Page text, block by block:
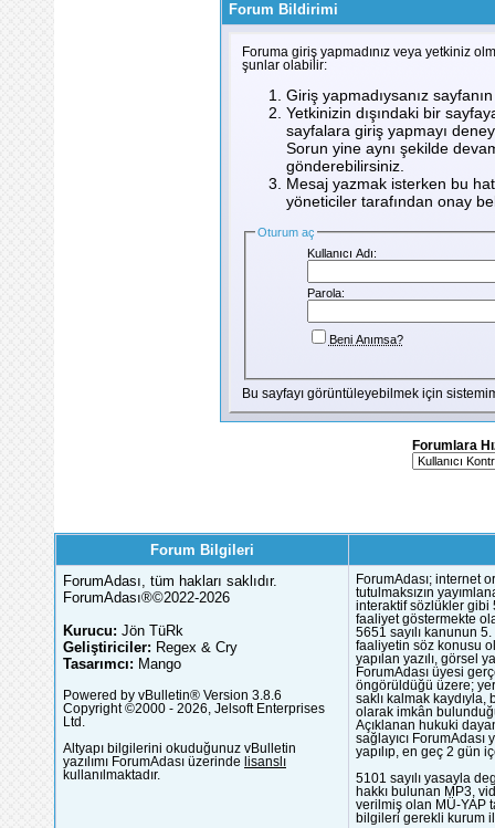
Forum Bildirimi
Foruma giriş yapmadınız veya yetkiniz
şunlar olabilir:
Giriş yapmadıysanız
Yetkinizin dışındaki bir
sayfalara giriş yapmayı
Sorun yine aynı şekilde
gönderebilirsiniz.
Mesaj yazmak isterken bu
yöneticiler tarafından onay
Oturum aç
Kullanıcı Adı:
Parola:
Beni Anımsa?
Bu sayfayı görüntüleyebilmek için
Forumlara
Forum Bilgileri
ForumAdası, tüm hakları saklıdır.
ForumAdası®©2022-2026
Kurucu: Jön TüRk
Geliştiriciler: Regex & Cry
Tasarımcı: Mango
Powered by vBulletin® Version 3.8.6
Copyright ©2000 - 2026, Jelsoft Enterprises
Ltd.
Altyapı bilgilerini okuduğunuz vBulletin
yazılımı ForumAdası üzerinde lisanslı
kullanılmaktadır.
ForumAdası; internet
tutulmaksızın
interaktif sözlükler gibi
faaliyet göstermekte
5651 sayılı kanunun
faaliyetin söz konusu
yapılan yazılı, görsel
ForumAdası üyesi
öngörüldüğü üzere;
saklı kalmak
olarak imkân
Açıklanan hukuki
sağlayıcı
yapılıp, en geç 2 gün
5101 sayılı yasayla
hakkı bulunan MP3,
verilmiş olan MÜ-YAP
bilgileri gerekli kurum